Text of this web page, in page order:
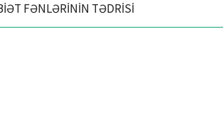
FƏNLƏRİNİN TƏDRİSİ